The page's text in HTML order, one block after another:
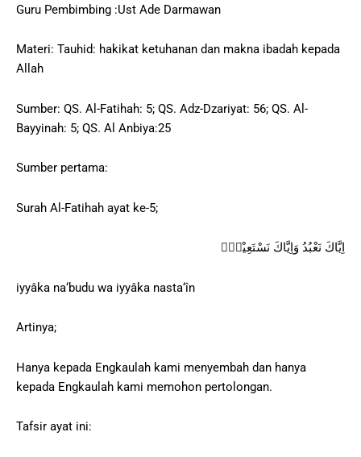
Guru Pembimbing :Ust Ade Darmawan
Materi: Tauhid: hakikat ketuhanan dan makna ibadah kepada
Allah
Sumber: QS. Al-Fatihah: 5; QS. Adz-Dzariyat: 56; QS. Al-
Bayyinah: 5; QS. Al Anbiya:25
Sumber pertama:
Surah Al-Fatihah ayat ke-5;
اِيَّاكَ نَعْبُدُ وَاِيَّاكَ نَسْتَعِيْنُۗ
iyyâka na‘budu wa iyyâka nasta‘în
Artinya;
Hanya kepada Engkaulah kami menyembah dan hanya
kepada Engkaulah kami memohon pertolongan.
Tafsir ayat ini: